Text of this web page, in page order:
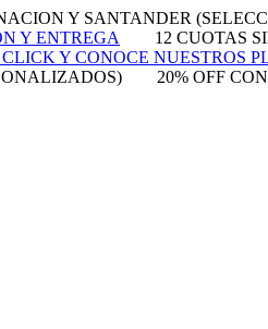
Y SANTANDER
Y ENTREGA
12 CUOTAS
Y CONOCE NUESTROS
20% OFF